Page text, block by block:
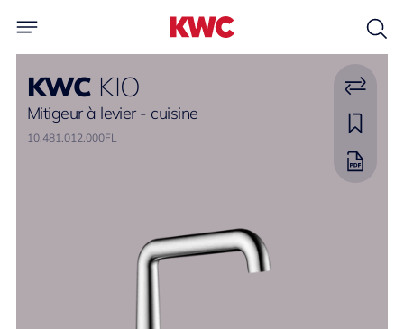
KWC KIO
Mitigeur à levier - cuisine
10.481.012.000FL